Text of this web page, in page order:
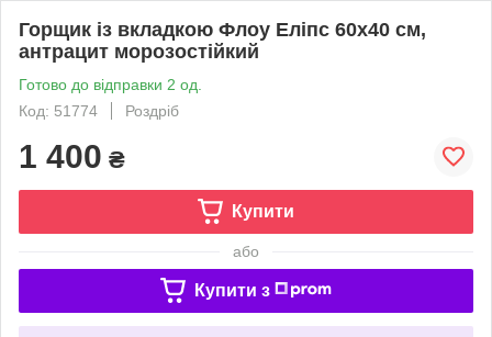
Горщик із вкладкою Флоу Еліпс 60х40 см,
антрацит морозостійкий
Готово до відправки 2 од.
Код: 51774
Роздріб
1 400 ₴
Купити
або
Купити з